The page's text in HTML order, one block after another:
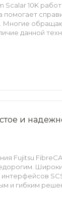
10K
помогает
Многие
данной
и
Fujitsu
и гибким